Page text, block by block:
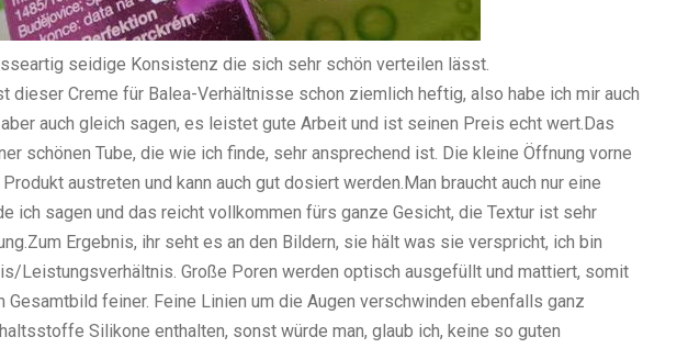
seidige Konsistenz die sich sehr schön verteilen lässt.
dieser Creme für Balea-Verhältnisse schon ziemlich heftig, also habe ich mir auch
auch gleich sagen, es leistet gute Arbeit und ist seinen Preis echt wert.Das
schönen Tube, die wie ich finde, sehr ansprechend ist. Die kleine Öffnung vorne
austreten und kann auch gut dosiert werden.Man braucht auch nur eine
ich sagen und das reicht vollkommen fürs ganze Gesicht, die Textur ist sehr
Ergebnis, ihr seht es an den Bildern, sie hält was sie verspricht, ich bin
Leistungsverhältnis. Große Poren werden optisch ausgefüllt und mattiert, somit
Gesamtbild feiner. Feine Linien um die Augen verschwinden ebenfalls ganz
Silikone enthalten, sonst würde man, glaub ich, keine so guten